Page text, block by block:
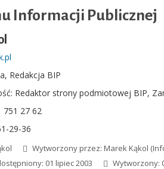
Informacji Publicznej
, Redakcja BIP
Redaktor strony podmiotowej BIP,
751 27 62
29-36
Wytworzony przez: Marek Kąkol
01 lipiec 2003 Wytworzony: